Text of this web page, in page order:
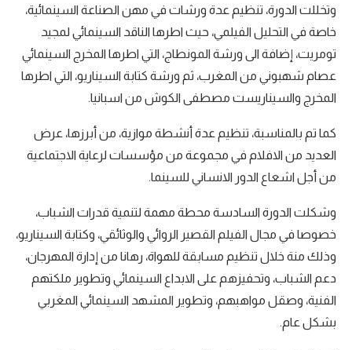
وتخللت الدورة، تنظيم عدة ورشات في مهن الصناعة السينمائية،
خاصة في التحليل الفيلمي، حيث اطرها الناقد السينمائي لمجيد
تومريت، إضافة الى ورشة المونطاج، التي اطرها المخرج السينمائي
عصام شهبوني من المغرب، ثم ورشة كتابة السيناريو، التي اطرها
المخرج والسيناريست مصطفى الكوش من اسبانيا.
كما تم بالمناسبة، تنظيم عدة أنشطة موازية، من أبرزها، عرض
العديد من الافلام في مجموعة من مؤسسات لرعاية الاجتماعية
من أجل اشعاع الدور الانساني للسينما.
وشكلت الدورة السادسة محطة مهمة لتنمية قدرات الشباب،
خصوصا في مجال الفيلم القصير الروائي والوثائقي، وكتابة السيناريو،
وذلك منة خلال تنظيم مسابقة للهواة، رهانا من إدارة المهرجان،
دعم الشباب، وتحفيزهم على الابداع السينمائي وتطوير ملكتهم
الفنية، وصقل مواهبهم، وتطوير المشهد السينمائي المغربي
بشكل عام.